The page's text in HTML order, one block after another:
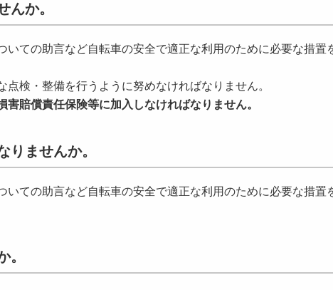
んか。
いての助言など自転車の安全で適正な利用のために必要な措置
検・整備を行うように努めなければなりません。
賠償責任保険等に加入しなければなりません。
りませんか。
いての助言など自転車の安全で適正な利用のために必要な措置
。